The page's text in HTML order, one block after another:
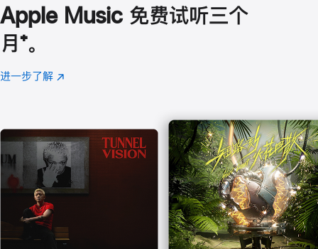
Apple Music 免费试听三个
月 脚
注
⁺。
进一步了解 Apple
(在
口
中
打
开)